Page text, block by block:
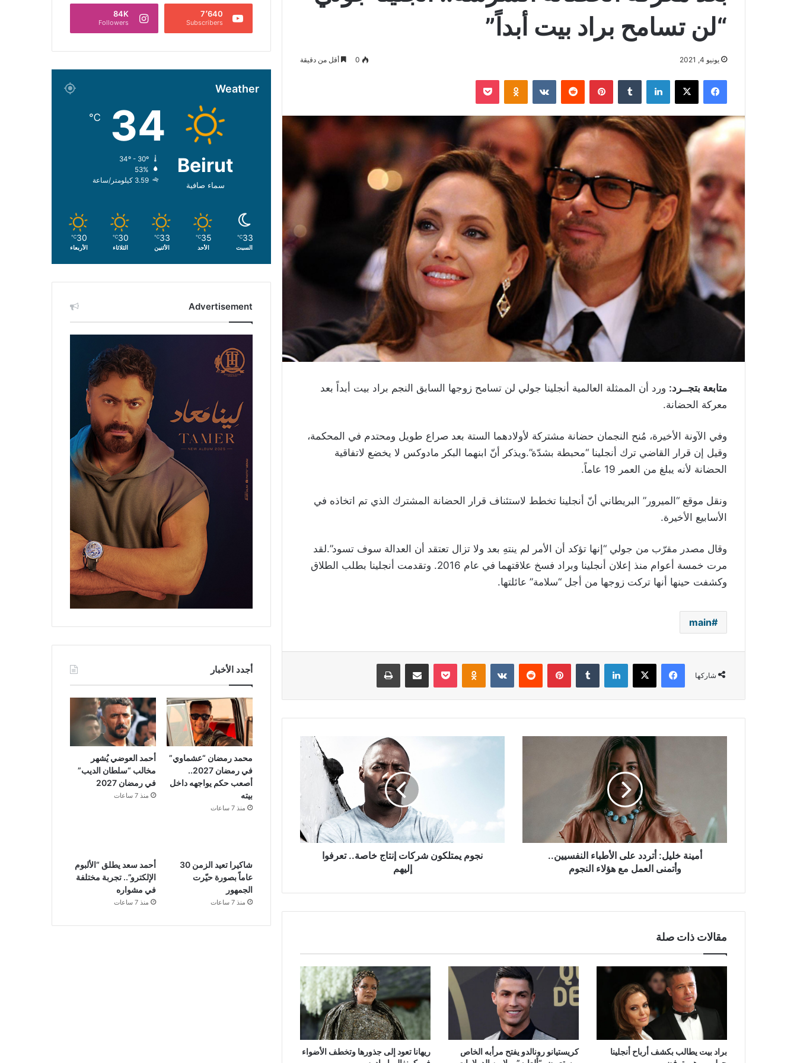
“لن تسامح براد بيت أبداً”
يونيو 4, 2021 0 أقل من دقيقة
فيسبوك ‫X لينكدإن بينتيريست Odnoklassniki
‫Pocket
متابعة بتجــرد: ورد أن الممثلة العالمية أنجلينا جولي لن تسامح زوجها السابق النجم براد بيت أبداً بعد
معركة الحضانة.
وفي الآونة الأخيرة، مُنح النجمان حضانة مشتركة لأولادهما الستة بعد صراع طويل ومحتدم في المحكمة،
وقيل إن قرار القاضي ترك أنجلينا “محبطة بشدّة”.ويذكر أنّ ابنهما البكر مادوكس لا يخضع لاتفاقية
الحضانة لأنه يبلغ من العمر 19 عاماً.
ونقل موقع “الميرور” البريطاني أنّ أنجلينا تخطط لاستئناف قرار الحضانة المشترك الذي تم اتخاذه في
الأسابيع الأخيرة.
وقال مصدر مقرّب من جولي “إنها تؤكد أن الأمر لم ينتهِ بعد ولا تزال تعتقد أن العدالة سوف تسود”.لقد
مرت خمسة أعوام منذ إعلان أنجلينا وبراد فسخ علاقتهما في عام 2016. وتقدمت أنجلينا بطلب الطلاق
وكشفت حينها أنها تركت زوجها من أجل “سلامة” عائلتها.
main
شاركها
فيسبوك ‫X لينكدإن بينتيريست Odnoklassniki
‫Pocket مشاركة عبر البريد طباعة
وأتمنى
العمل
مع
أمينة خليل: أتردد على الأطباء النفسيين..
وأتمنى العمل مع هؤلاء النجوم
نجوم يمتلكون شركات إنتاج خاصة.. تعرفوا
إليهم
مقالات ذات صلة
براد بيت يطالب بكشف أرباح أنجلينا
كريستيانو رونالدو يفتح مرأبه الخاص
ريهانا تعود إلى جذورها وتخطف الأضواء
7٬640
Subscribers
84K
Followers
Weather
Beirut
سماء صافية
34
℃
53%
3.59 كيلومتر/ساعة
33
℃
السبت
35
℃
الأحد
33
℃
الأثنين
30
℃
الثلاثاء
30
℃
الأربعاء
Advertisement
أجدد الأخبار
محمد رمضان “عشماوي”
في رمضان 2027..
أصعب حكم يواجهه داخل
بيته
منذ 7 ساعات
أحمد العوضي يُشهر
مخالب “سلطان الديب”
في رمضان 2027
منذ 7 ساعات
شاكيرا تعيد الزمن 30
عاماً بصورة حيّرت
الجمهور
منذ 7 ساعات
أحمد سعد يطلق “الألبوم
الإلكترو”.. تجربة مختلفة
في مشواره
منذ 7 ساعات